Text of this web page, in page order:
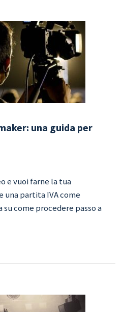
una guida per
e vuoi farne la tua
partita IVA come
su come procedere passo a